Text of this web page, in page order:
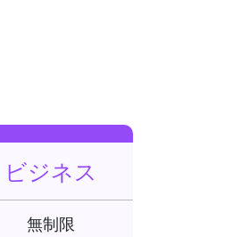
ビジネス
無制限